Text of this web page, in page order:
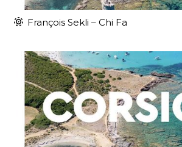
François Sekli – Chi Fa